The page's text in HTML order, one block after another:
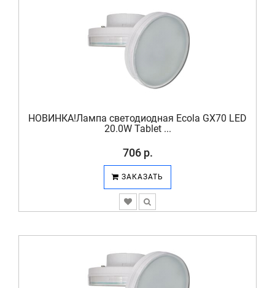
НОВИНКА!Лампа светодиодная Ecola GX70 LED
20.0W Tablet ...
706 р.
ЗАКАЗАТЬ